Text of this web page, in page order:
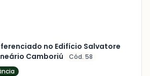
no Edifício Salvatore
Camboriú
Cód. 58